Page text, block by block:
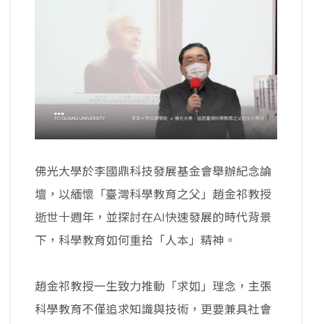
佛光大學於李國鼎科技發展基金會舉辦紀念論
壇，以緬懷「臺灣科學教育之父」趙金祁教授
逝世十週年，並探討在AI快速發展的時代背景
下，科學教育如何重拾「人本」精神。
趙金祁教授一生致力推動「求如」理念，主張
科學教育不僅追求知識與技術，更要兼具社會